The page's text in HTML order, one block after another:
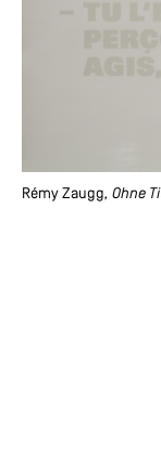
Rémy Zaugg, Ohne